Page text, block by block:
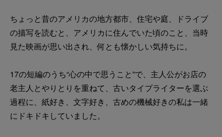
ちょっと昔のアメリカの地方都市、住宅や庭、ドライブ
の描写を読むと、アメリカに住んでいた頃のこと、当時
見た映画が思い出され、何とも懐かしい気持ちに。
17の短編のうち“心の中で思うこと”で、主人公がお店の
老主人とやりとりを重ねて、古いタイプライターを選ぶ
過程に、紙好き、文字好き、古めの機械好きの私は一緒
にドキドキしていました。